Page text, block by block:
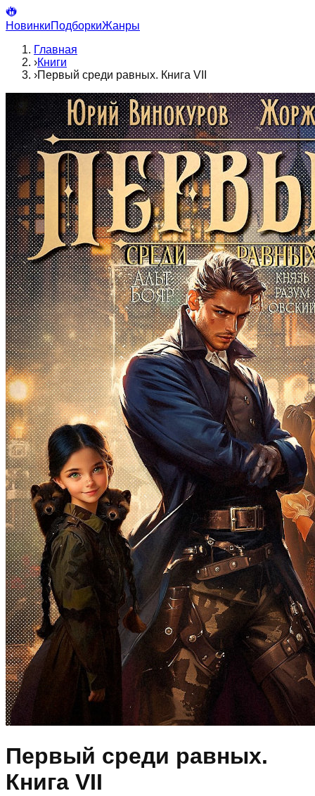
НовинкиПодборкиЖанры
Главная
›Книги
›Первый среди равных. Книга VII
Первый среди равных.
Книга VII